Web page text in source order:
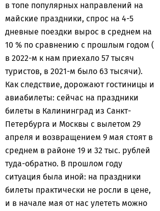
в топе популярных направлений на
майские праздники, спрос на 4-5
дневные поездки вырос в среднем на
10 % по сравнению с прошлым годом (
в 2022-м к нам приехало 57 тысяч
туристов, в 2021-м было 63 тысячи).
Как следствие, дорожают гостиницы и
авиабилеты: сейчас на праздники
билеты в Калининград из Санкт-
Петербурга и Москвы с вылетом 29
апреля и возвращением 9 мая стоят в
среднем в районе 19 и 32 тыс. рублей
туда-обратно. В прошлом году
ситуация была иной: на праздники
билеты практически не росли в цене,
и в начале мая от нас улететь можно